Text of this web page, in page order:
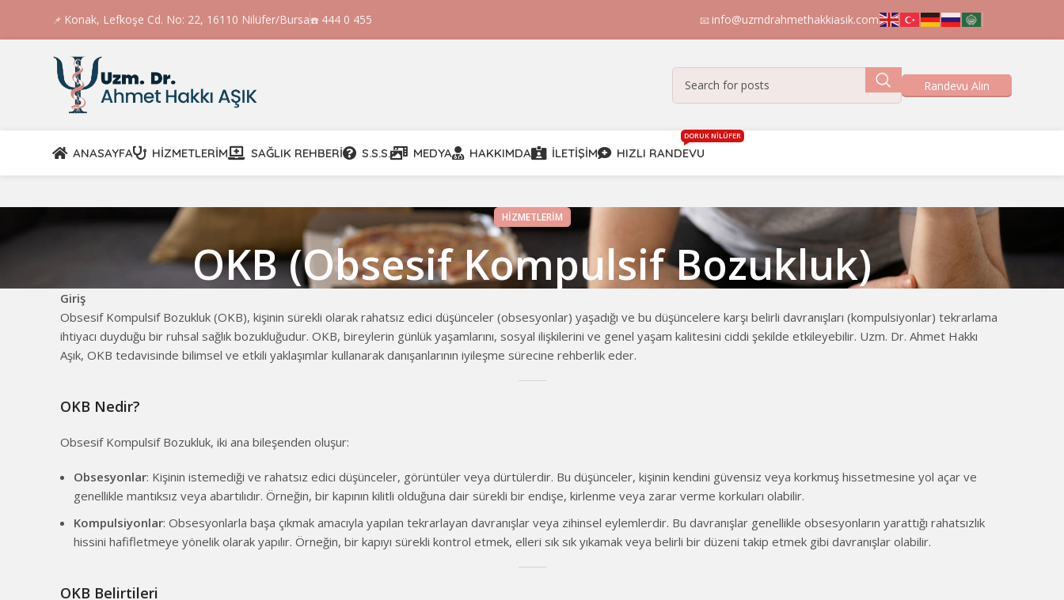
📌 Konak, Lefkoşe Cd. No: 22, 16110 Nilüfer/Bursa☎️ 444 0 455 📧 info@uzmdrahmethakkiasik.com
Randevu Alın
ANASAYFA HIZMETLERIM SAĞLIK REHBERI S.S.S. MEDYA HAKKIMDA İLETIŞIM HIZLI RANDEVU
DORUK NİLÜFER
HIZMETLERIM
OKB (Obsesif Kompulsif Bozukluk)
Giriş
Obsesif Kompulsif Bozukluk (OKB), kişinin sürekli olarak rahatsız edici düşünceler (obsesyonlar) yaşadığı ve bu düşüncelere karşı belirli davranışları (kompulsiyonlar) tekrarlama
ihtiyacı duyduğu bir ruhsal sağlık bozukluğudur. OKB, bireylerin günlük yaşamlarını, sosyal ilişkilerini ve genel yaşam kalitesini ciddi şekilde etkileyebilir. Uzm. Dr. Ahmet Hakkı
Aşık, OKB tedavisinde bilimsel ve etkili yaklaşımlar kullanarak danışanlarının iyileşme sürecine rehberlik eder.
OKB Nedir?
Obsesif Kompulsif Bozukluk, iki ana bileşenden oluşur:
Obsesyonlar: Kişinin istemediği ve rahatsız edici düşünceler, görüntüler veya dürtülerdir. Bu düşünceler, kişinin kendini güvensiz veya korkmuş hissetmesine yol açar ve
genellikle mantıksız veya abartılıdır. Örneğin, bir kapının kilitli olduğuna dair sürekli bir endişe, kirlenme veya zarar verme korkuları olabilir.
Kompulsiyonlar: Obsesyonlarla başa çıkmak amacıyla yapılan tekrarlayan davranışlar veya zihinsel eylemlerdir. Bu davranışlar genellikle obsesyonların yarattığı rahatsızlık
hissini hafifletmeye yönelik olarak yapılır. Örneğin, bir kapıyı sürekli kontrol etmek, elleri sık sık yıkamak veya belirli bir düzeni takip etmek gibi davranışlar olabilir.
OKB Belirtileri